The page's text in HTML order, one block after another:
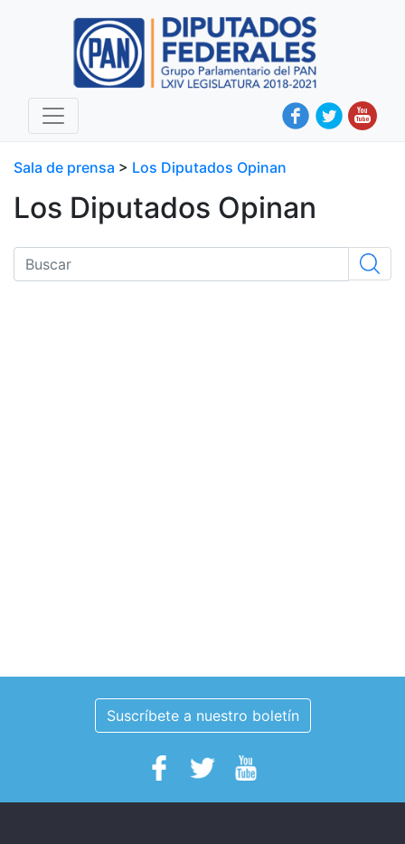
Sala de prensa > Los Diputados Opinan
Los Diputados Opinan
Suscríbete a nuestro boletín